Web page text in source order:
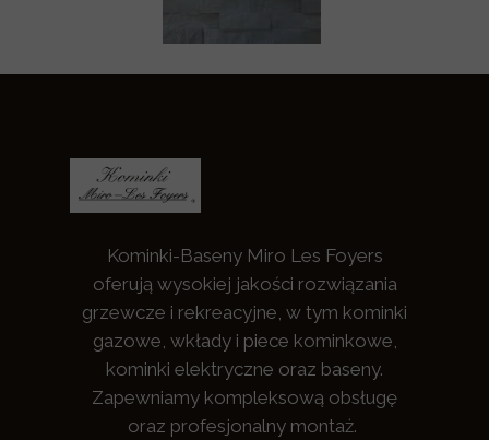
Kominki-Baseny Miro Les Foyers
oferują wysokiej jakości rozwiązania
grzewcze i rekreacyjne, w tym kominki
gazowe, wkłady i piece kominkowe,
kominki elektryczne oraz baseny.
Zapewniamy kompleksową obsługę
oraz profesjonalny montaż.